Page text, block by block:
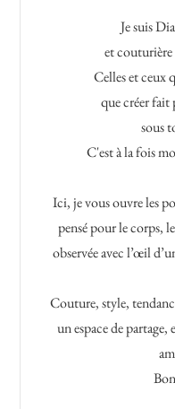
Je suis
et couturière
Celles et ceux
que créer
sous
C'est à la fois
Ici, je vous ouvre les
pensé pour le corps,
observée avec l’œil
Couture, style,
un espace de